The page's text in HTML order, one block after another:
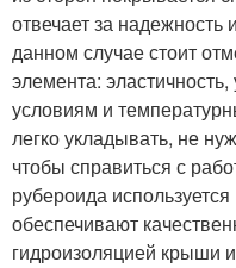
отвечает за надежность
данном случае стоит
элемента:
условиям и
легко укладывать, не
чтобы справиться с
рубероида
обеспечивают
гидроизоляцией крыши